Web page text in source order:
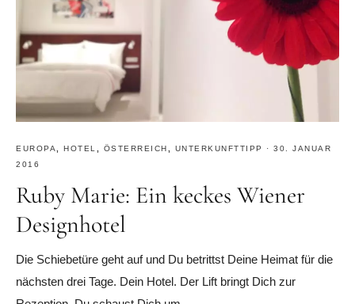
EUROPA, HOTEL, ÖSTERREICH , UNTERKUNFTTIPP · 30. JANUAR
2016
Ruby Marie: Ein keckes Wiener
Designhotel
Die Schiebetüre geht auf und Du betrittst Deine Heimat für die
nächsten drei Tage. Dein Hotel. Der Lift bringt Dich zur